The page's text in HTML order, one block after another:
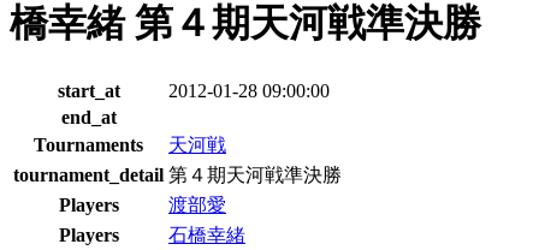
橋幸緒 第４期天河戦準決勝
start_at
2012-01-28 09:00:00
end_at
Tournaments
天河戦
tournament_detail 第４期天河戦準決勝
Players
渡部愛
Players
石橋幸緒